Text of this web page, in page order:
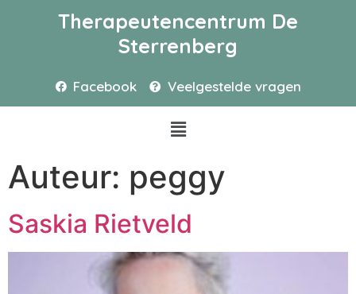
Therapeutencentrum De
Sterrenberg
Facebook Veelgestelde vragen
Auteur: peggy
Saskia Rietveld